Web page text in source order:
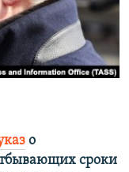
о
сроки